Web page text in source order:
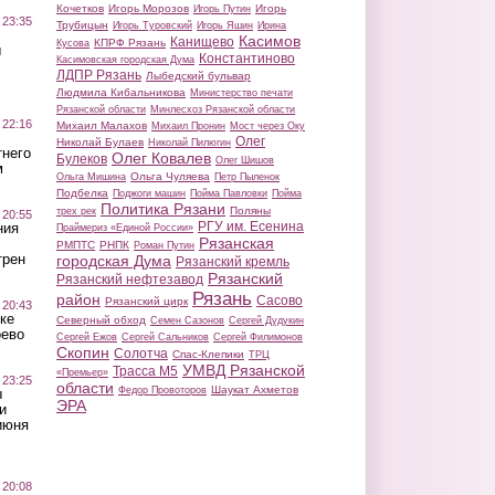
Кочетков Игорь Морозов Игорь Путин Игорь
Трубицын Игорь Туровский Игорь Яшин Ирина
Кусова КПРФ Рязань Канищево Касимов
Касимовская городская Дума Константиново
ЛДПР Рязань Лыбедский бульвар
Людмила Кибальникова Министерство печати
Рязанской области Минлесхоз Рязанской области
Михаил Малахов Михаил Пронин Мост через Оку
Николай Булаев Николай Пилюгин Олег
Булеков Олег Ковалев Олег Шишов
Ольга Мишина Ольга Чуляева Петр Пыленок
Подбелка Поджоги машин Пойма Павловки Пойма
трех рек Политика Рязани Поляны
Праймериз «Единой России» РГУ им. Есенина
РМПТС РНПК Роман Путин Рязанская
городская Дума Рязанский кремль
Рязанский нефтезавод Рязанский
район Рязанский цирк Рязань Сасово
Северный обход Семен Сазонов Сергей Дудукин
Сергей Ежов Сергей Сальников Сергей Филимонов
Скопин Солотча Спас-Клепики ТРЦ
«Премьер» Трасса М5 УМВД Рязанской
области Федор Провоторов Шаукат Ахметов
ЭРА